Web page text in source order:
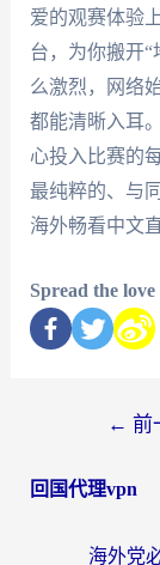
爱的观赛体验
台，为你搬开
么激烈，网络
都能清晰入耳
心投入比赛的
最纯粹的、与
海外畅看中文
Spread the love
← 前
回国代理vpn